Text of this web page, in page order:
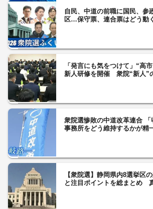
自民、中道の前職に国民、参
区…保守票、連合票はどう
「発言にも気をつけて」“高
新人研修を開催 衆院“新人”
衆院選惨敗の中道改革連合 「
事務所をどう維持するかが精
【衆院選】静岡県内8選挙区
と注目ポイントを総まとめ